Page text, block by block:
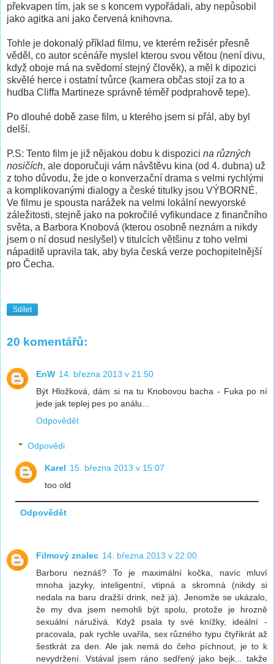
překvapen tím, jak se s koncem vypořádali, aby nepůsobil
jako agitka ani jako červená knihovna.
Tohle je dokonalý příklad filmu, ve kterém režisér přesně
věděl, co autor scénáře myslel kterou svou větou (není divu,
když oboje má na svědomí stejný člověk), a měl k dipozici
skvělé herce i ostatní tvůrce (kamera občas stojí za to a
hudba Cliffa Martineze správně téměř podprahově tepe).
Po dlouhé době zase film, u kterého jsem si přál, aby byl
delší.
P.S: Tento film je již nějakou dobu k dispozici na různých
nosičích, ale doporučuji vám návštěvu kina (od 4. dubna) už
z toho důvodu, že jde o konverzační drama s velmi rychlými
a komplikovanými dialogy a české titulky jsou VÝBORNÉ.
Ve filmu je spousta narážek na velmi lokální newyorské
záležitosti, stejně jako na pokročilé vyfikundace z finančního
světa, a Barbora Knobová (kterou osobně neznám a nikdy
jsem o ní dosud neslyšel) v titulcích většinu z toho velmi
nápaditě upravila tak, aby byla česká verze pochopitelnější
pro Čecha.
Sdílet
20 komentářů:
EnW 14. března 2013 v 21:50
Být Hložková, dám si na tu Knobovou bacha - Fuka po ní
jede jak teplej pes po análu...
Odpovědět
Odpovědi
Karel 15. března 2013 v 15:07
too old
Odpovědět
Filmový znalec 14. března 2013 v 22:00
Barboru neznáš? To je maximální kočka, navíc mluví
mnoha jazyky, inteligentní, vtipná a skromná (nikdy si
nedala na baru dražší drink, než já). Jenomže se ukázalo,
že my dva jsem nemohli být spolu, protože je hrozně
sexuální náruživá. Když psala ty své knížky, ideální -
pracovala, pak rychle uvařila, sex různého typu čtyřikrát až
šestkrát za den. Ale jak nemá do čeho píchnout, je to k
nevydržení. Vstával jsem ráno sedřený jako bejk... takže